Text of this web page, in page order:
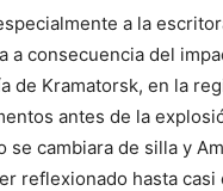
a la
a consecuencia del
de Kramatorsk, en la
antes de la
cambiara de silla y
reflexionado hasta casi